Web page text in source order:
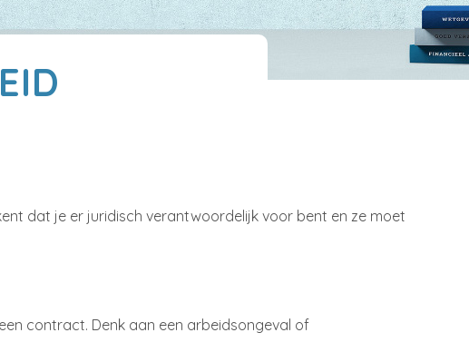
dat je er juridisch verantwoordelijk voor bent en ze moet
contract. Denk aan een arbeidsongeval of